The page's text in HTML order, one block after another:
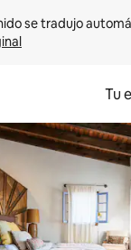
se tradujo
Tu